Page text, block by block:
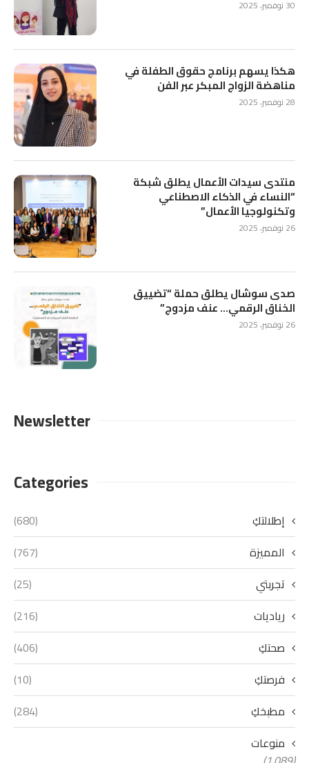
30 نوفمبر، 2025
هكذا يسهم برنامج حقوق الطفلة في
مناهضة الزواج المبكر عبر الفن
28 نوفمبر، 2025
منتدى سيدات الأعمال يطلق شبكة
“النساء في الذكاء الاصطناعي
وتكنولوجيا الأعمال”
26 نوفمبر، 2025
صدى سوشال يطلق حملة “تضييق
الخناق الرقمي… عنف مزدوج”
26 نوفمبر، 2025
Newsletter
Categories
إطلالتكِ
(680)
المميزة
(767)
تجربتي
(25)
رياديات
(216)
صحتكِ
(406)
فرصتكِ
(10)
مطبخكِ
(284)
منوعات